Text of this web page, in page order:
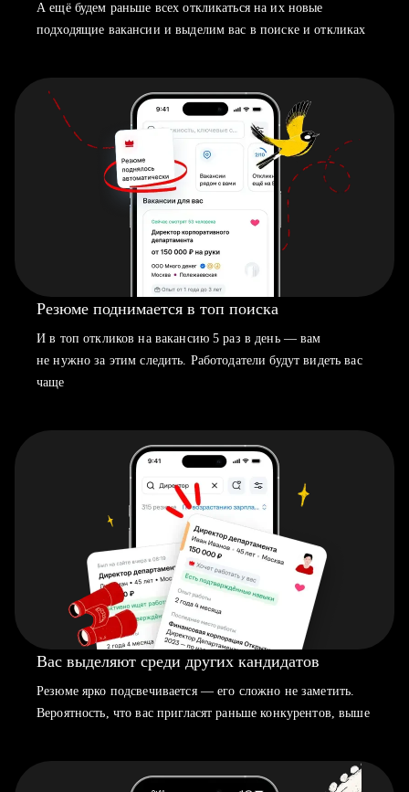
А ещё будем раньше всех откликаться на их новые
подходящие вакансии и выделим вас в поиске и откликах
Резюме поднимается в топ поиска
И в топ откликов на вакансию 5 раз в день — вам
не нужно за этим следить. Работодатели будут видеть вас
чаще
Вас выделяют среди других кандидатов
Резюме ярко подсвечивается — его сложно не заметить.
Вероятность, что вас пригласят раньше конкурентов, выше